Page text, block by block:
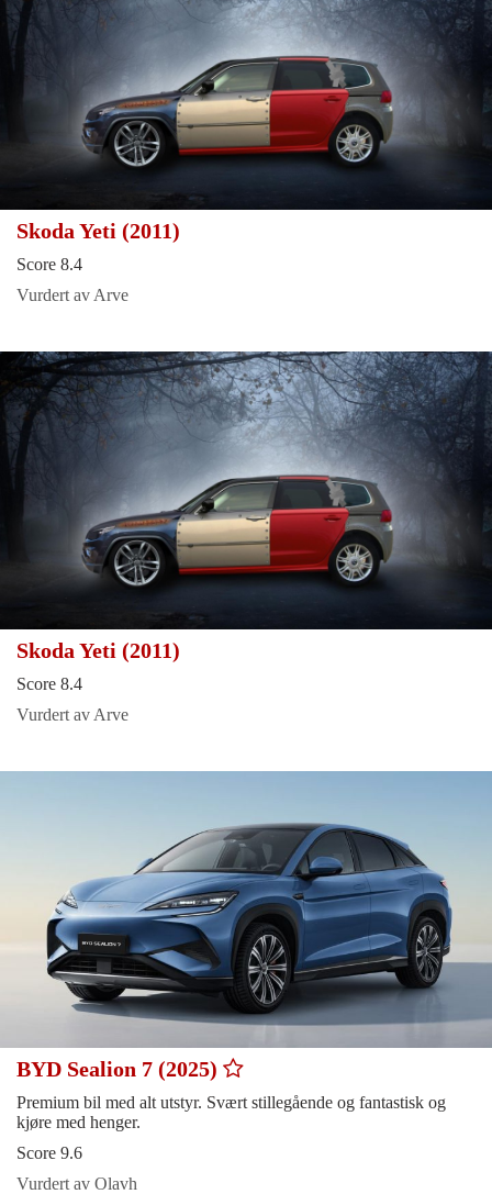
Skoda Yeti (2011)
Score 8.4
Vurdert av Arve
Skoda Yeti (2011)
Score 8.4
Vurdert av Arve
BYD Sealion 7 (2025)
Premium bil med alt utstyr. Svært stillegående og fantastisk og
kjøre med henger.
Score 9.6
Vurdert av Olavh